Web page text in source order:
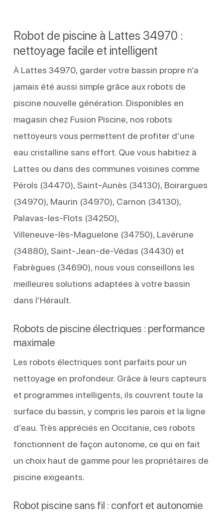
Robot de piscine à Lattes 34970 :
nettoyage facile et intelligent
À Lattes 34970, garder votre bassin propre n’a
jamais été aussi simple grâce aux robots de
piscine nouvelle génération. Disponibles en
magasin chez Fusion Piscine, nos robots
nettoyeurs vous permettent de profiter d’une
eau cristalline sans effort. Que vous habitiez à
Lattes ou dans des communes voisines comme
Pérols (34470), Saint‑Aunès (34130), Boirargues
(34970), Maurin (34970), Carnon (34130),
Palavas‑les‑Flots (34250),
Villeneuve‑lès‑Maguelone (34750), Lavérune
(34880), Saint‑Jean‑de‑Védas (34430) et
Fabrègues (34690), nous vous conseillons les
meilleures solutions adaptées à votre bassin
dans l’Hérault.
Robots de piscine électriques : performance
maximale
Les robots électriques sont parfaits pour un
nettoyage en profondeur. Grâce à leurs capteurs
et programmes intelligents, ils couvrent toute la
surface du bassin, y compris les parois et la ligne
d’eau. Très appréciés en Occitanie, ces robots
fonctionnent de façon autonome, ce qui en fait
un choix haut de gamme pour les propriétaires de
piscine exigeants.
Robot piscine sans fil : confort et autonomie